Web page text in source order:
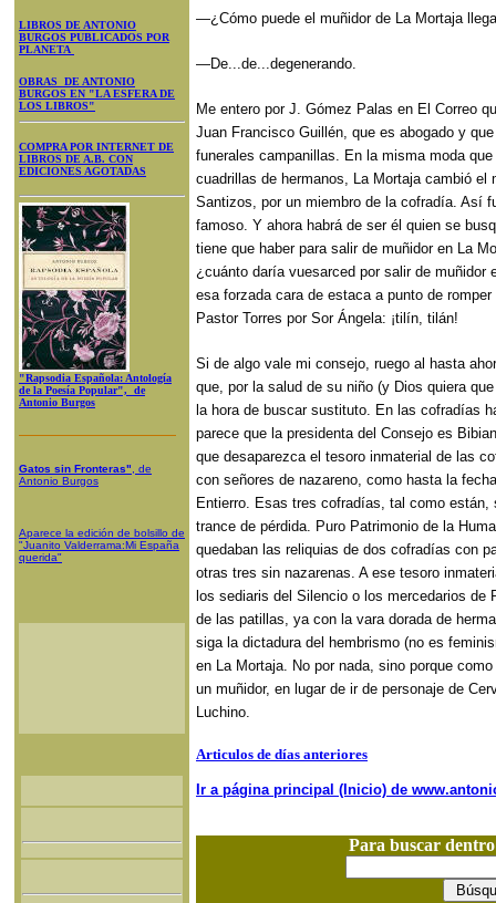
LIBROS DE ANTONIO
BURGOS PUBLICADOS POR
PLANETA
OBRAS DE ANTONIO
BURGOS EN "LA ESFERA DE
LOS LIBROS"
COMPRA POR INTERNET DE
LIBROS DE A.B. CON
EDICIONES AGOTADAS
"Rapsodia Española: Antología
de la Poesía Popular", de
Antonio Burgos
Gatos sin Fronteras" , de
Antonio Burgos
Aparece la edición de bolsillo de
"Juanito Valderrama:Mi España
querida"
—¿Cómo puede el muñidor de La Mortaja
—De...de...degenerando.
Me entero por J. Gómez Palas en El Correo
Juan Francisco Guillén, que es abogado y
funerales campanillas. En la misma moda
cuadrillas de hermanos, La Mortaja cambió el
Santizos, por un miembro de la cofradía. Así
famoso. Y ahora habrá de ser él quien se
tiene que haber para salir de muñidor en La
¿cuánto daría vuesarced por salir de
esa forzada cara de estaca a punto de
Pastor Torres por Sor Ángela: ¡tilín, tilán!
Si de algo vale mi consejo, ruego al hasta
que, por la salud de su niño (y Dios quiera
la hora de buscar sustituto. En las cofradías
parece que la presidenta del Consejo es
que desaparezca el tesoro inmaterial de las
con señores de nazareno, como hasta la
Entierro. Esas tres cofradías, tal como
trance de pérdida. Puro Patrimonio de la
quedaban las reliquias de dos cofradías con
otras tres sin nazarenas. A ese tesoro
los sediaris del Silencio o los mercedarios
de las patillas, ya con la vara dorada de
siga la dictadura del hembrismo (no es
en La Mortaja. No por nada, sino porque
un muñidor, en lugar de ir de personaje de
Luchino.
Articulos de días anteriores
Ir a página principal (Inicio) de
Para buscar